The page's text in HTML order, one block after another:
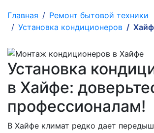
Главная
Ремонт бытовой техники
Установка кондиционеров
Установка
в Хайфе:
профессионалам!
В Хайфе климат редко дает